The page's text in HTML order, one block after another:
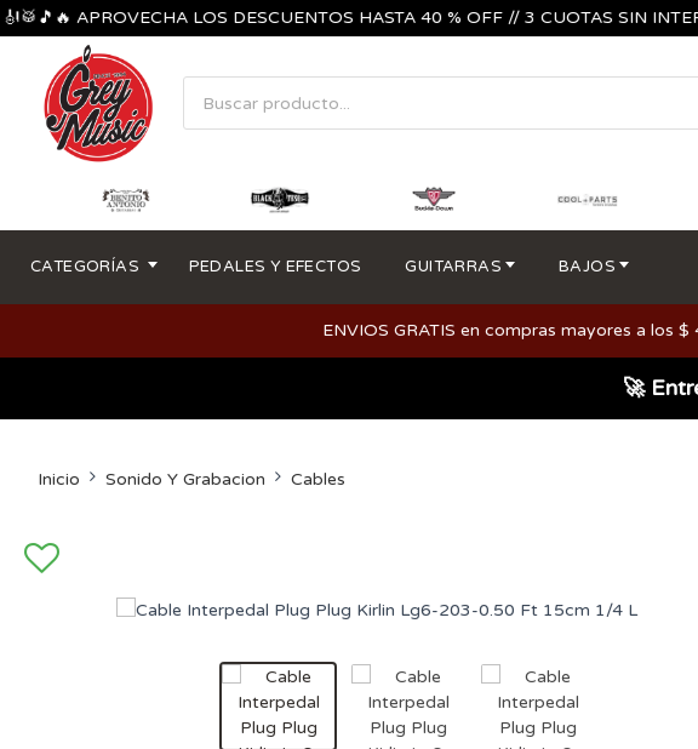
APROVECHA LOS DESCUENTOS HASTA 40 % OFF // 3 CUOTAS SIN
CATEGORÍAS PEDALES Y EFECTOS GUITARRAS BAJOS
ENVIOS GRATIS en compras mayores a los
🚀
Inicio Sonido Y Grabacion Cables